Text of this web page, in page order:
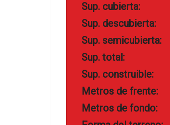
Sup. cubierta:
Sup. descubierta:
Sup. semicubierta:
Sup. total:
Sup. construible:
Metros de frente:
Metros de fondo: